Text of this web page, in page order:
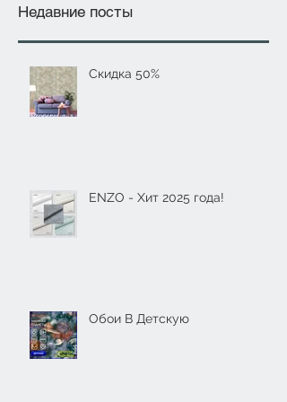
Недавние посты
Скидка 50%
ENZO - Хит 2025 года!
Обои В Детскую